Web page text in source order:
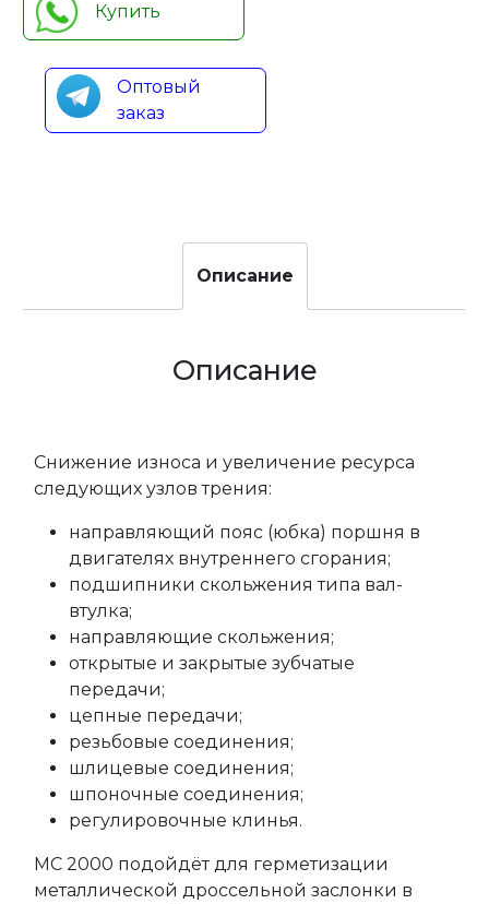
Купить
Оптовый
заказ
Описание
Описание
Снижение износа и увеличение ресурса
следующих узлов трения:
направляющий пояс (юбка) поршня в
двигателях внутреннего сгорания;
подшипники скольжения типа вал-
втулка;
направляющие скольжения;
открытые и закрытые зубчатые
передачи;
цепные передачи;
резьбовые соединения;
шлицевые соединения;
шпоночные соединения;
регулировочные клинья.
МС 2000 подойдёт для герметизации
металлической дроссельной заслонки в